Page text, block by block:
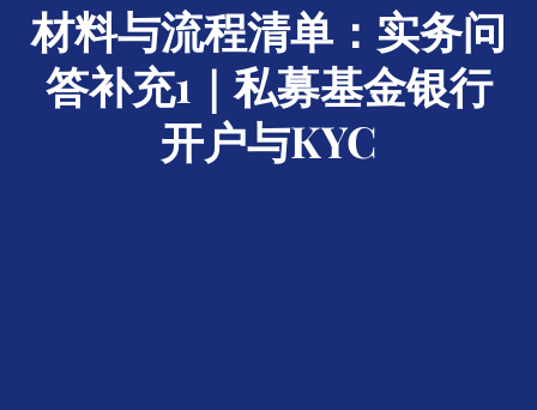
材料与流程清单：实务问
答补充1｜私募基金银行
开户与KYC